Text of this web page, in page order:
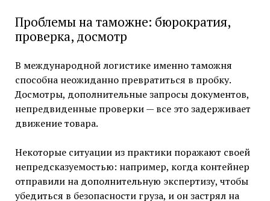
Проблемы на таможне: бюрократия,
проверка, досмотр
В международной логистике именно таможня
способна неожиданно превратиться в пробку.
Досмотры, дополнительные запросы документов,
непредвиденные проверки — все это задерживает
движение товара.
Некоторые ситуации из практики поражают своей
непредсказуемостью: например, когда контейнер
отправили на дополнительную экспертизу, чтобы
убедиться в безопасности груза, и он застрял на